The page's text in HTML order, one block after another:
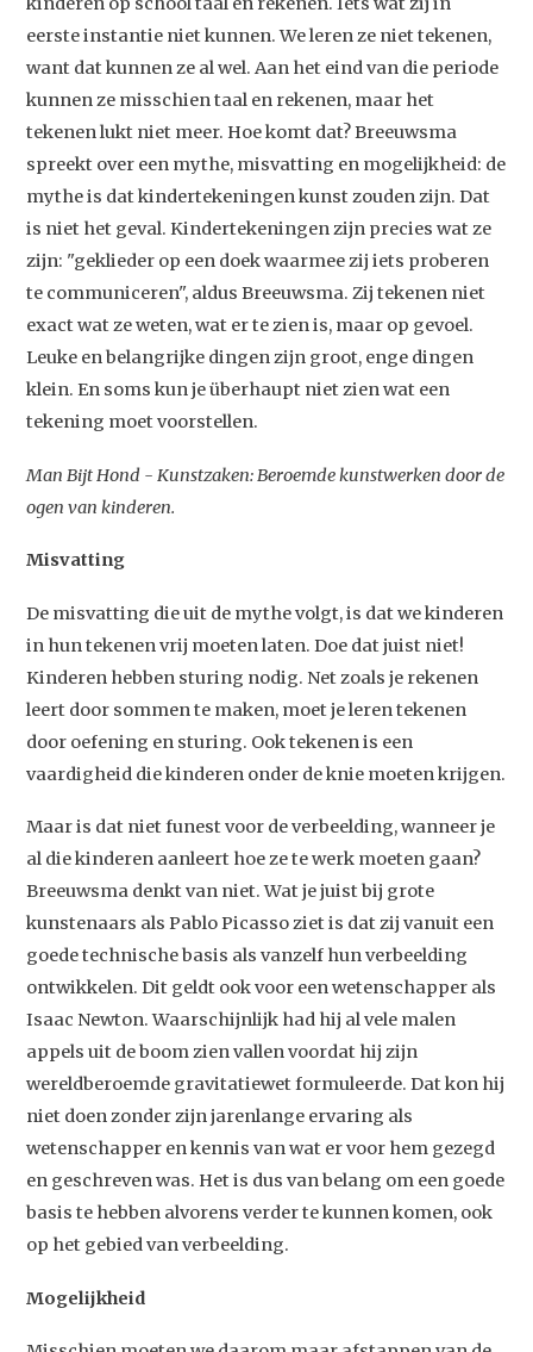
eerste instantie niet kunnen. We leren ze niet tekenen,
want dat kunnen ze al wel. Aan het eind van die periode
kunnen ze misschien taal en rekenen, maar het
tekenen lukt niet meer. Hoe komt dat? Breeuwsma
spreekt over een mythe, misvatting en mogelijkheid: de
mythe is dat kindertekeningen kunst zouden zijn. Dat
is niet het geval. Kindertekeningen zijn precies wat ze
zijn: "geklieder op een doek waarmee zij iets proberen
te communiceren", aldus Breeuwsma. Zij tekenen niet
exact wat ze weten, wat er te zien is, maar op gevoel.
Leuke en belangrijke dingen zijn groot, enge dingen
klein. En soms kun je überhaupt niet zien wat een
tekening moet voorstellen.
Man Bijt Hond - Kunstzaken: Beroemde kunstwerken door de
ogen van kinderen.
Misvatting
De misvatting die uit de mythe volgt, is dat we kinderen
in hun tekenen vrij moeten laten. Doe dat juist niet!
Kinderen hebben sturing nodig. Net zoals je rekenen
leert door sommen te maken, moet je leren tekenen
door oefening en sturing. Ook tekenen is een
vaardigheid die kinderen onder de knie moeten krijgen.
Maar is dat niet funest voor de verbeelding, wanneer je
al die kinderen aanleert hoe ze te werk moeten gaan?
Breeuwsma denkt van niet. Wat je juist bij grote
kunstenaars als Pablo Picasso ziet is dat zij vanuit een
goede technische basis als vanzelf hun verbeelding
ontwikkelen. Dit geldt ook voor een wetenschapper als
Isaac Newton. Waarschijnlijk had hij al vele malen
appels uit de boom zien vallen voordat hij zijn
wereldberoemde gravitatiewet formuleerde. Dat kon hij
niet doen zonder zijn jarenlange ervaring als
wetenschapper en kennis van wat er voor hem gezegd
en geschreven was. Het is dus van belang om een goede
basis te hebben alvorens verder te kunnen komen, ook
op het gebied van verbeelding.
Mogelijkheid